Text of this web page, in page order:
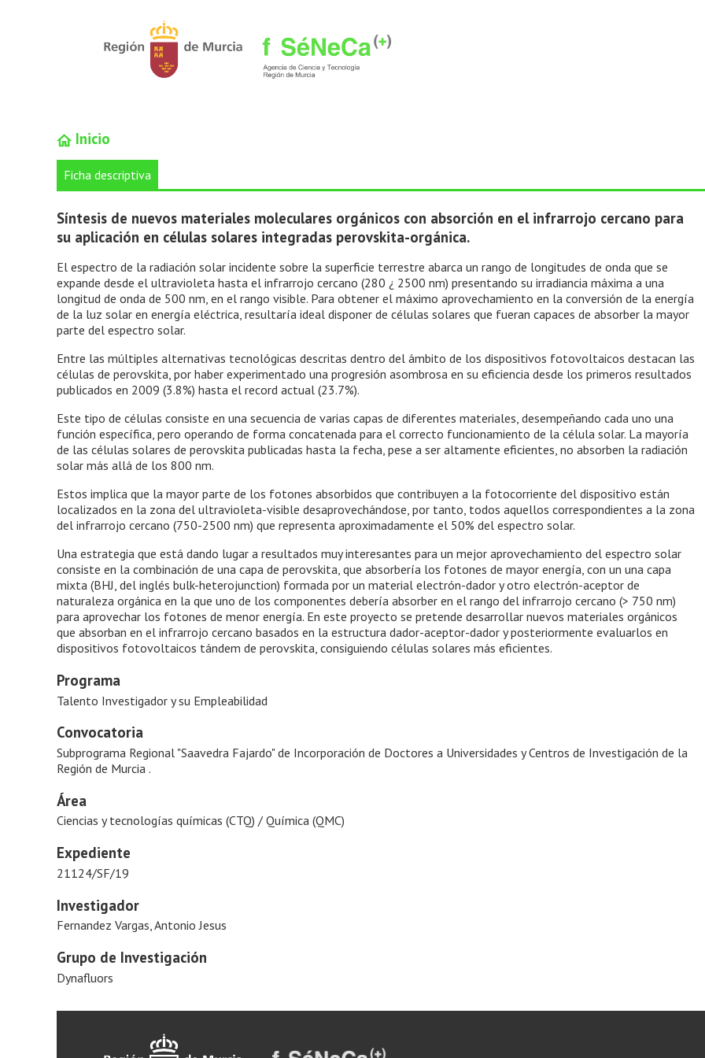
Inicio
Ficha descriptiva
Síntesis de nuevos materiales moleculares orgánicos con absorción en el infrarrojo cercano para
su aplicación en células solares integradas perovskita-orgánica.
El espectro de la radiación solar incidente sobre la superficie terrestre abarca un rango de longitudes de onda que se
expande desde el ultravioleta hasta el infrarrojo cercano (280 ¿ 2500 nm) presentando su irradiancia máxima a una
longitud de onda de 500 nm, en el rango visible. Para obtener el máximo aprovechamiento en la conversión de la energía
de la luz solar en energía eléctrica, resultaría ideal disponer de células solares que fueran capaces de absorber la mayor
parte del espectro solar.
Entre las múltiples alternativas tecnológicas descritas dentro del ámbito de los dispositivos fotovoltaicos destacan las
células de perovskita, por haber experimentado una progresión asombrosa en su eficiencia desde los primeros resultados
publicados en 2009 (3.8%) hasta el record actual (23.7%).
Este tipo de células consiste en una secuencia de varias capas de diferentes materiales, desempeñando cada uno una
función específica, pero operando de forma concatenada para el correcto funcionamiento de la célula solar. La mayoría
de las células solares de perovskita publicadas hasta la fecha, pese a ser altamente eficientes, no absorben la radiación
solar más allá de los 800 nm.
Estos implica que la mayor parte de los fotones absorbidos que contribuyen a la fotocorriente del dispositivo están
localizados en la zona del ultravioleta-visible desaprovechándose, por tanto, todos aquellos correspondientes a la zona
del infrarrojo cercano (750-2500 nm) que representa aproximadamente el 50% del espectro solar.
Una estrategia que está dando lugar a resultados muy interesantes para un mejor aprovechamiento del espectro solar
consiste en la combinación de una capa de perovskita, que absorbería los fotones de mayor energía, con un una capa
mixta (BHJ, del inglés bulk-heterojunction) formada por un material electrón-dador y otro electrón-aceptor de
naturaleza orgánica en la que uno de los componentes debería absorber en el rango del infrarrojo cercano (> 750 nm)
para aprovechar los fotones de menor energía. En este proyecto se pretende desarrollar nuevos materiales orgánicos
que absorban en el infrarrojo cercano basados en la estructura dador-aceptor-dador y posteriormente evaluarlos en
dispositivos fotovoltaicos tándem de perovskita, consiguiendo células solares más eficientes.
Programa
Talento Investigador y su Empleabilidad
Convocatoria
Subprograma Regional "Saavedra Fajardo" de Incorporación de Doctores a Universidades y Centros de Investigación de la
Región de Murcia .
Área
Ciencias y tecnologías químicas (CTQ) / Química (QMC)
Expediente
21124/SF/19
Investigador
Fernandez Vargas, Antonio Jesus
Grupo de Investigación
Dynafluors